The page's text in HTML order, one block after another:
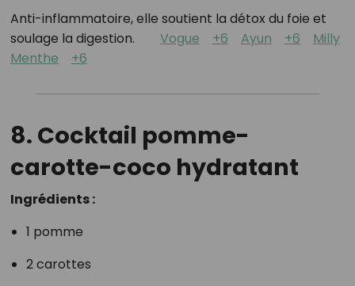
Anti-inflammatoire, elle soutient la détox du foie et
soulage la digestion.
Vogue +6 Ayun +6
Milly
Menthe
+6
8. Cocktail pomme-
carotte-coco hydratant
Ingrédients :
1 pomme
2 carottes